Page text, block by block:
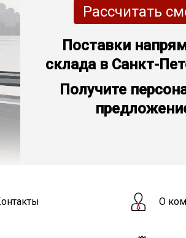
Рассчитать
Поставки
склада в Санкт-
Получите
О